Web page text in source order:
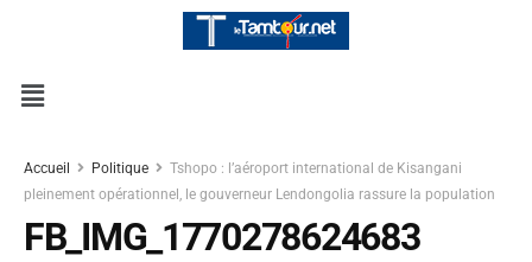
Accueil Politique
Tshopo : l’aéroport international de Kisangani
pleinement opérationnel, le gouverneur Lendongolia rassure la population
FB_IMG_1770278624683